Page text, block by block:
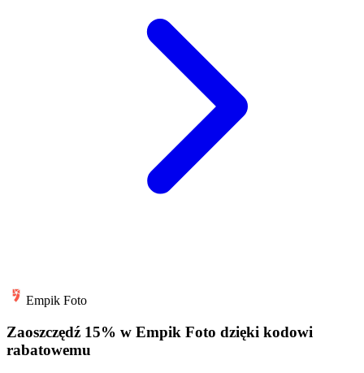
Empik Foto
Zaoszczędź 15% w Empik Foto dzięki kodowi
rabatowemu